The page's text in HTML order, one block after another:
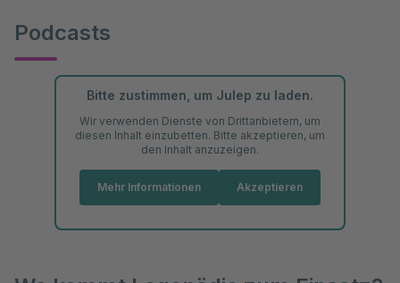
Podcasts
Bitte zustimmen, um Julep zu laden.
Wir verwenden Dienste von Drittanbietern, um
diesen Inhalt einzubetten. Bitte akzeptieren, um
den Inhalt anzuzeigen.
Mehr Informationen Akzeptieren